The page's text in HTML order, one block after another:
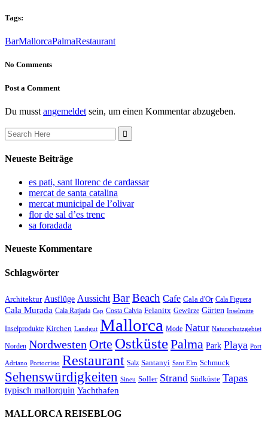
Tags:
BarMallorcaPalmaRestaurant
No Comments
Post a Comment
Du musst angemeldet sein, um einen Kommentar abzugeben.
Search
for:
Neueste Beiträge
es pati, sant llorenc de cardassar
mercat de santa catalina
mercat municipal de l’olivar
flor de sal d’es trenc
sa foradada
Neueste Kommentare
Schlagwörter
Architektur Ausflüge Aussicht BarBeach Cafe Cala d'Or Cala Figuera
Cala Murada Cala Ratjada Cap Costa Calvia Felanitx Gewürze Gärten Inselmitte
Inselprodukte Kirchen Landgut Mallorca Mode Natur Naturschutzgebiet
Norden Nordwesten Orte OstküstePalma Park Playa Port
Adriano Portocristo Restaurant Salz Santanyi Sant Elm Schmuck
Sehenswürdigkeiten Sineu Soller Strand Südküste Tapas
typisch mallorquin Yachthafen
MALLORCA REISEBLOG